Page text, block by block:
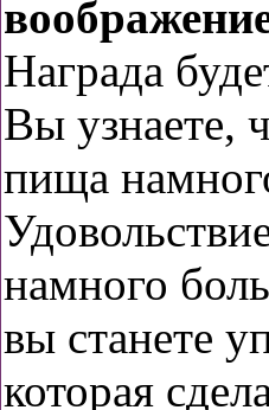
Награда
Вы узнаете,
пища
намного
вы станете
которая